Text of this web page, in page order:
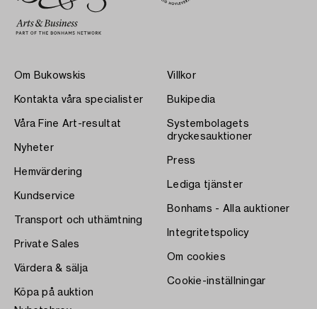
Om Bukowskis
Kontakta våra specialister
Våra Fine Art-resultat
Nyheter
Hemvärdering
Kundservice
Transport och uthämtning
Private Sales
Värdera & sälja
Köpa på auktion
Villkor
Bukipedia
Systembolagets
dryckesauktioner
Press
Lediga tjänster
Bonhams - Alla auktioner
Integritetspolicy
Om cookies
Cookie-inställningar